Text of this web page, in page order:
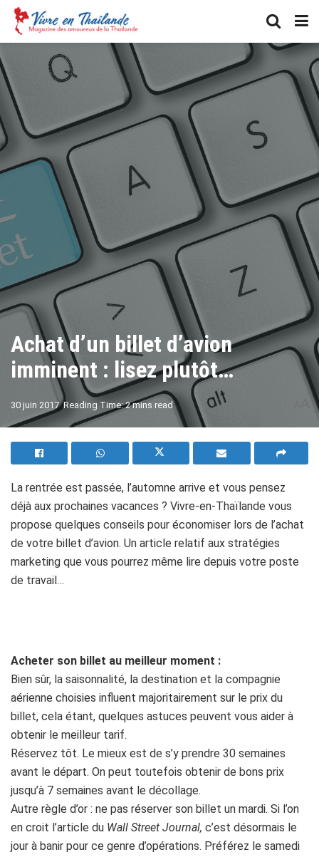
Achat d’un billet d’avion
imminent : lisez plutôt…
30 juin 2017 Reading Time: 2 mins read
La rentrée est passée, l’automne arrive et vous pensez
déjà aux prochaines vacances ? Vivre-en-Thaïlande vous
propose quelques conseils pour économiser lors de l’achat
de votre billet d’avion. Un article relatif aux stratégies
marketing que vous pourrez même lire depuis votre poste
de travail…
Acheter son billet au meilleur moment :
Bien sûr, la saisonnalité, la destination et la compagnie
aérienne choisies influent majoritairement sur le prix du
billet, cela étant, quelques astuces peuvent vous aider à
obtenir le meilleur tarif.
Réservez tôt. Le mieux est de s’y prendre 30 semaines
avant le départ. On peut toutefois obtenir de bons prix
jusqu’à 7 semaines avant le décollage.
Autre règle d’or : ne pas réserver son billet un mardi. Si l’on
en croit l’article du Wall Street Journal, c’est désormais le
jour à banir pour ce genre d’opérations. Préférez le samedi